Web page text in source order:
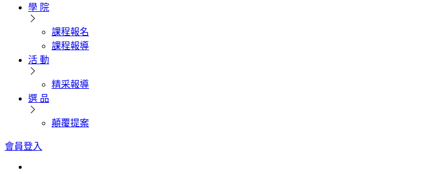
學 院
課程報名
課程報導
活 動
精采報導
選 品
顛覆提案
會員登入